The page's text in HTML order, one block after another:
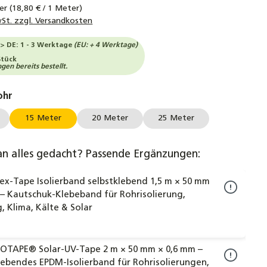
(18,80 € / 1 Meter)
zzgl. Versandkosten
DE: 1 - 3 Werktage (EU: + 4 Werktage)
bereits bestellt.
15 Meter 20 Meter 25 Meter
alles gedacht? Passende Ergänzungen:
Tape Isolierband selbstklebend 1,5 m × 50 mm
– Kautschuk-Klebeband für Rohrisolierung,
Klima, Kälte & Solar
Solar-UV-Tape 2 m × 50 mm × 0,6 mm –
EPDM-Isolierband für Rohrisolierungen,